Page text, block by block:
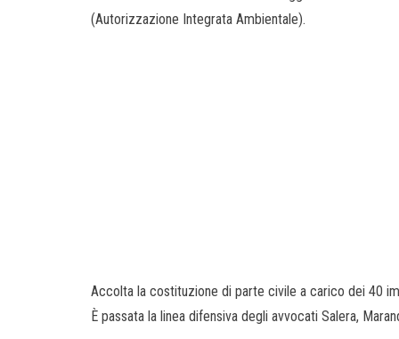
(Autorizzazione Integrata Ambientale).
Accolta la costituzione di parte civile a carico dei 40
È passata la linea difensiva degli avvocati Salera,